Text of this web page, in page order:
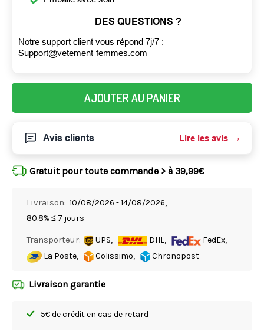
DES QUESTIONS ?
Notre support client vous répond 7j/7 :
Support@vetement-femmes.com
AJOUTER AU PANIER
Avis clients Lire les avis
Gratuit pour toute commande > à 39,99€
Livraison: 10/08/2026 - 14/08/2026,
80.8% ≤ 7 jours
Transporteur: UPS, DHL,
FedEx,
La Poste,
Colissimo, Chronopost
Livraison garantie
5€ de crédit en cas de retard